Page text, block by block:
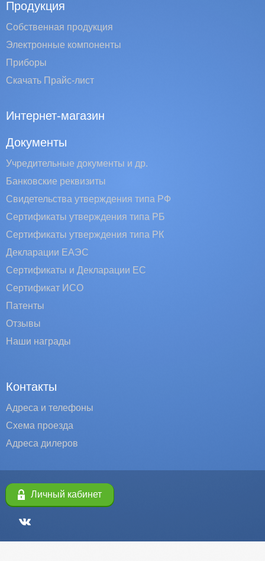
Продукция
Собственная продукция
Электронные компоненты
Приборы
Скачать Прайс-лист
Интернет-магазин
Документы
Учредительные документы и др.
Банковские реквизиты
Свидетельства утверждения типа РФ
Сертификаты утверждения типа РБ
Сертификаты утверждения типа РК
Декларации ЕАЭС
Сертификаты и Декларации EC
Сертификат ИСО
Патенты
Отзывы
Наши награды
Контакты
Адреса и телефоны
Схема проезда
Адреса дилеров
Личный кабинет